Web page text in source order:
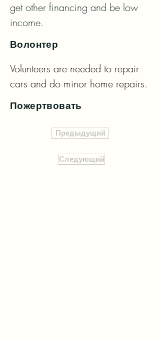
get other financing and be low
income.
Волонтер
Volunteers are needed to repair
cars and do minor home repairs.
Пожертвовать
Предыдущий
Следующий